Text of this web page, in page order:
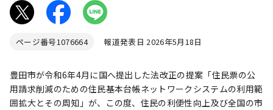
ページ番号1076664 報道発表日 2026年5月18日
豊田市が令和6年4月に国へ提出した法改正の提案「住民票の公
用請求削減のための住民基本台帳ネットワークシステムの利用範
囲拡大とその周知」が、この度、住民の利便性向上及び全国の市